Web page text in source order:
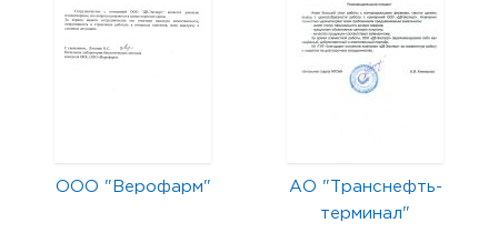
ООО "Верофарм"
АО "Транснефть-
терминал"